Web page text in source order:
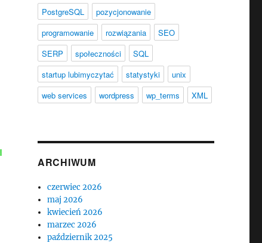
PostgreSQL
pozycjonowanie
programowanie
rozwiązania
SEO
SERP
społeczności
SQL
startup lubimyczytać
statystyki
unix
web services
wordpress wp_terms XML
ARCHIWUM
czerwiec 2026
maj 2026
kwiecień 2026
marzec 2026
październik 2025